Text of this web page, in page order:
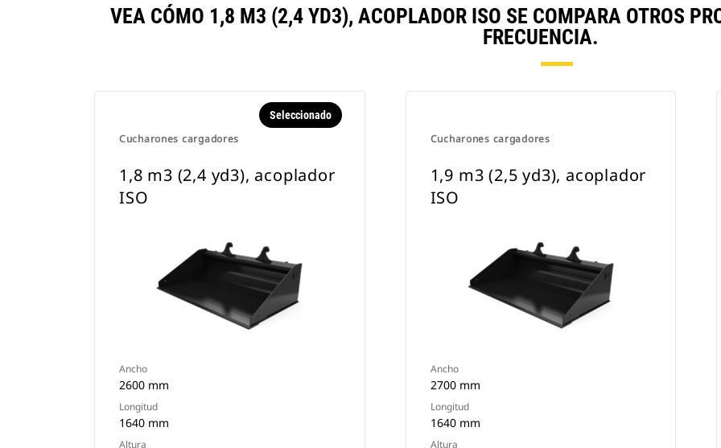
VEA CÓMO 1,8 M3 (2,4 YD3), ACOPLADOR ISO SE COMPARA OTROS
FRECUENCIA.
Cucharones cargadores
Seleccionado
1,8 m3 (2,4 yd3), acoplador
ISO
Ancho
2600 mm
Longitud
1640 mm
Altura
Cucharones cargadores
1,9 m3 (2,5 yd3), acoplador
ISO
Ancho
2700 mm
Longitud
1640 mm
Altura